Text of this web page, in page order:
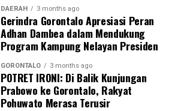
DAERAH 3 months ago
Gerindra Gorontalo Apresiasi Peran
Adhan Dambea dalam Mendukung
Program Kampung Nelayan Presiden
GORONTALO 3 months ago
POTRET IRONI: Di Balik Kunjungan
Prabowo ke Gorontalo, Rakyat
Pohuwato Merasa Terusir